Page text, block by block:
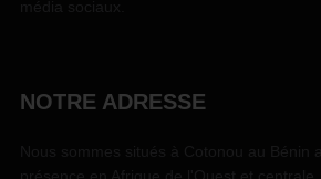
NOTRE ADRESSE